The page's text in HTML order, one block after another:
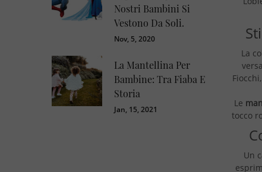
La
Le
tocco
Un
Nostri Bambini Si
Vestono Da Soli.
Nov, 5, 2020
La Mantellina Per
Bambine: Tra Fiaba E
Storia
Jan, 15, 2021